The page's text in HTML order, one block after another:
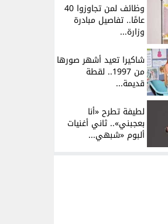
وظائف لمن تجاوزوا 40
عامًا.. تفاصيل مبادرة
وزارة...
شاكيرا تعيد أشهر صورها
من 1997.. لقطة
قديمة...
لطيفة تطرح «أنا
بعجبني».. ثاني أغنيات
ألبوم «شبهي...